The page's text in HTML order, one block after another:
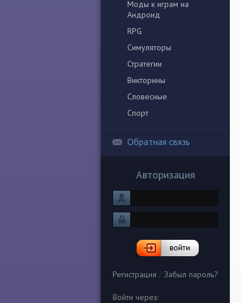
Моды к играм на
Андроид
RPG
Симуляторы
Стратегии
Викторины
Словесные
Спорт
Обратная связь
Авторизация
Регистрация / Забыл пароль?
Войти через: